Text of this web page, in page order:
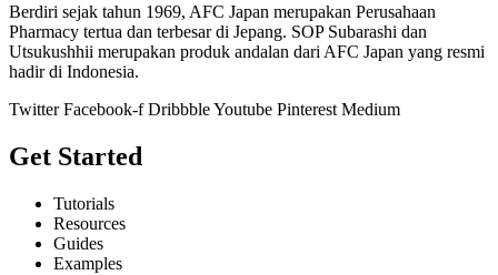
Berdiri sejak tahun 1969, AFC Japan merupakan Perusahaan
Pharmacy tertua dan terbesar di Jepang. SOP Subarashi dan
Utsukushhii merupakan produk andalan dari AFC Japan yang resmi
hadir di Indonesia.
Twitter Facebook-f DribbbleYoutube Pinterest Medium
Get Started
Tutorials
Resources
Guides
Examples